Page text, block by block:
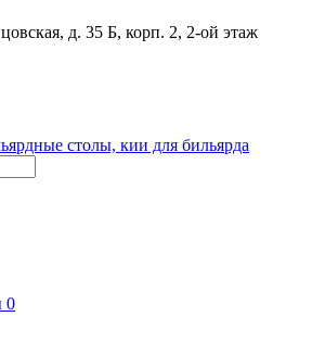
д. 35 Б, корп. 2, 2-ой этаж
0